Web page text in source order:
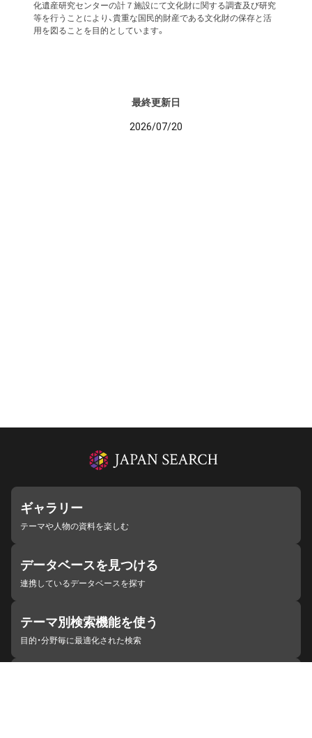
化遺産研究センターの計７施設にて文化財に関する調査及び研究
等を行うことにより、貴重な国民的財産である文化財の保存と活
用を図ることを目的としています。
最終更新日
2026/07/20
ギャラリー
テーマや人物の資料を楽しむ
データベースを見つける
連携しているデータベースを探す
テーマ別検索機能を使う
目的・分野毎に最適化された検索